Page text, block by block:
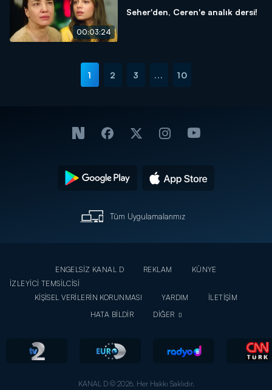
00:03:24
Seher'den, Ceren'e analık dersi!
1 2 3 ... 10
Tüm Uygulamalarımız
ENGELSİZ KANAL D REKLAM
KÜNYE
İZLEYİCİ TEMSİLCİSİ
KİŞİSEL VERİLERİN KORUNMASI
YARDIM
İLETİŞİM
HATA BİLDİR
DİĞER
KANAL D © 2026. Her Hakkı Saklıdır.